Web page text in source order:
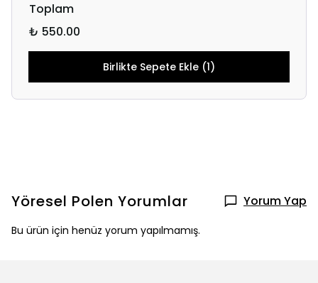
Toplam
₺ 550.00
Birlikte Sepete Ekle (1)
Yöresel Polen Yorumlar Yorum Yap
Bu ürün için henüz yorum yapılmamış.